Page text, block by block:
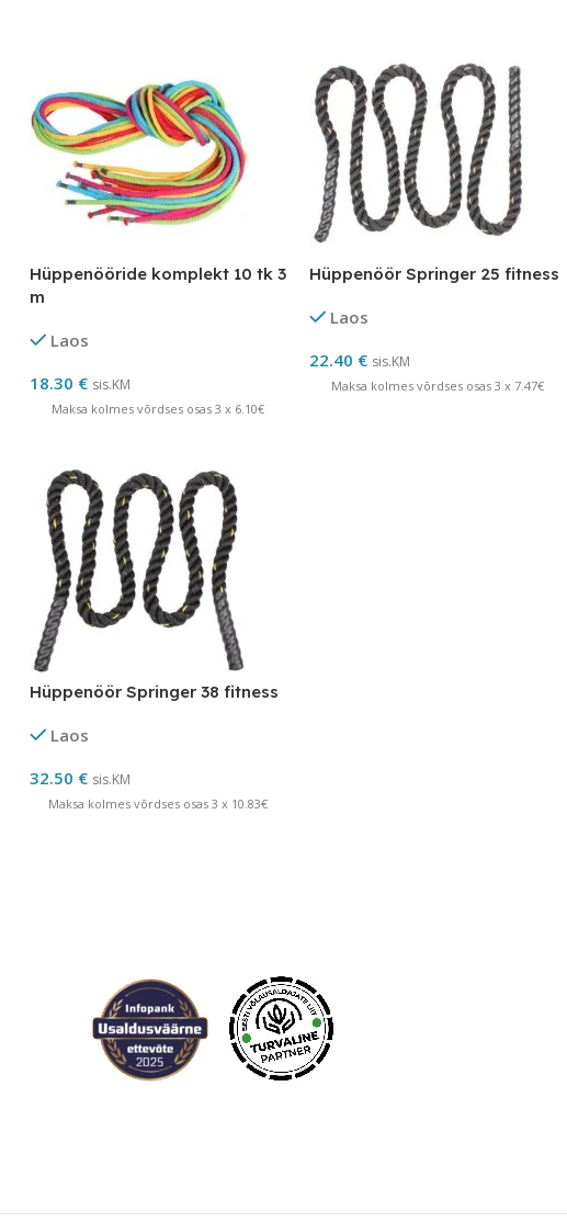
Hüppenööride komplekt 10 tk 3
m
Laos
18.30 € sis.KM
Maksa kolmes võrdses osas 3 x 6.10€
Hüppenöör Springer 25 fitness
Laos
22.40 € sis.KM
Maksa kolmes võrdses osas 3 x 7.47€
Hüppenöör Springer 38 fitness
Laos
32.50 € sis.KM
Maksa kolmes võrdses osas 3 x 10.83€